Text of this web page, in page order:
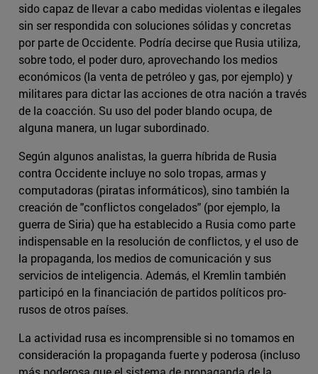
sido capaz de llevar a cabo medidas violentas e ilegales
sin ser respondida con soluciones sólidas y concretas
por parte de Occidente. Podría decirse que Rusia utiliza,
sobre todo, el poder duro, aprovechando los medios
económicos (la venta de petróleo y gas, por ejemplo) y
militares para dictar las acciones de otra nación a través
de la coacción. Su uso del poder blando ocupa, de
alguna manera, un lugar subordinado.
Según algunos analistas, la guerra híbrida de Rusia
contra Occidente incluye no solo tropas, armas y
computadoras (piratas informáticos), sino también la
creación de "conflictos congelados" (por ejemplo, la
guerra de Siria) que ha establecido a Rusia como parte
indispensable en la resolución de conflictos, y el uso de
la propaganda, los medios de comunicación y sus
servicios de inteligencia. Además, el Kremlin también
participó en la financiación de partidos políticos pro-
rusos de otros países.
La actividad rusa es incomprensible si no tomamos en
consideración la propaganda fuerte y poderosa (incluso